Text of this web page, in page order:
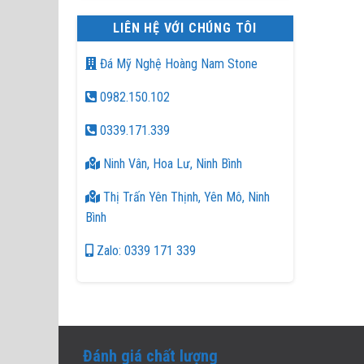
LIÊN HỆ VỚI CHÚNG TÔI
Đá Mỹ Nghệ Hoàng Nam Stone
0982.150.102
0339.171.339
Ninh Vân, Hoa Lư, Ninh Bình
Thị Trấn Yên Thịnh, Yên Mô, Ninh
Bình
Zalo: 0339 171 339
Đánh giá chất lượng